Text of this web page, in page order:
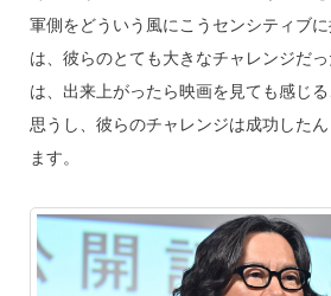
軍側をどういう風にこうセンシティブ
は、彼らのとても大きなチャレンジだ
は、出来上がったら映画を見ても感じ
思うし、彼らのチャレンジは成功した
ます。